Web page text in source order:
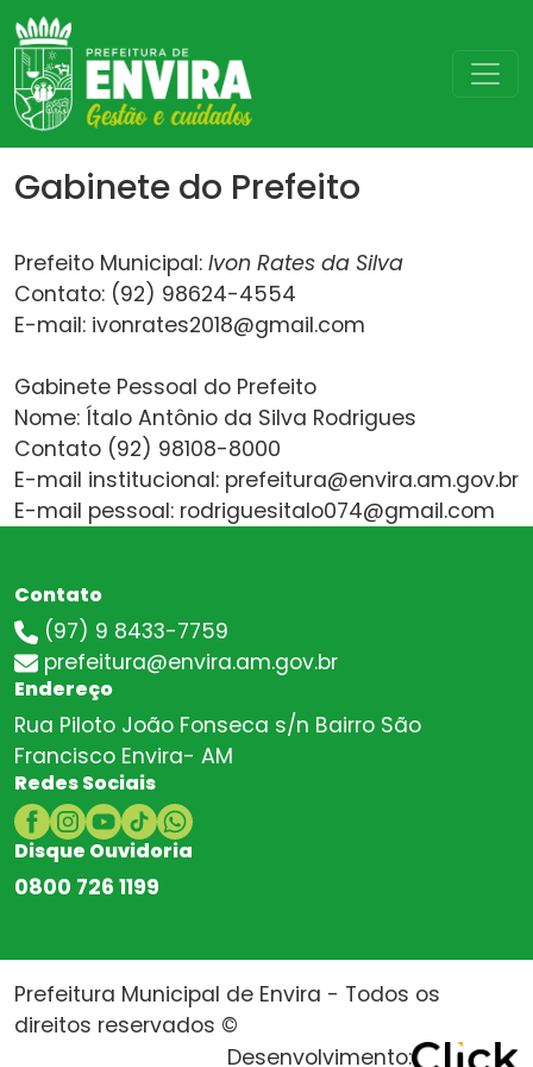
Gabinete do Prefeito
Prefeito Municipal: Ivon Rates da Silva
Contato: (92) 98624-4554
E-mail: ivonrates2018@gmail.com
Gabinete Pessoal do Prefeito
Nome: Ítalo Antônio da Silva Rodrigues
Contato (92) 98108-8000
E-mail institucional: prefeitura@envira.am.gov.br
E-mail pessoal: rodriguesitalo074@gmail.com
Contato
(97) 9 8433-7759
prefeitura@envira.am.gov.br
Endereço
Rua Piloto João Fonseca s/n Bairro São
Francisco Envira- AM
Redes Sociais
Disque Ouvidoria
0800 726 1199
Prefeitura Municipal de Envira - Todos os
direitos reservados ©
Desenvolvimento: